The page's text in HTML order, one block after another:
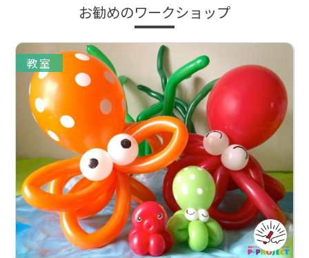
お勧めのワークショップ
教室